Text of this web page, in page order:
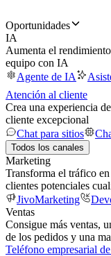
Oportunidades
IA
Aumenta el
equipo con IA
Agente de IA
Atención al cliente
Crea una experiencia
cliente excepcional
Chat para sitios
Todos los canales
Marketing
Transforma el tráfico en
clientes potenciales
JivoMarketing
Ventas
Consigue más ventas,
de los pedidos y una
Teléfono empresarial